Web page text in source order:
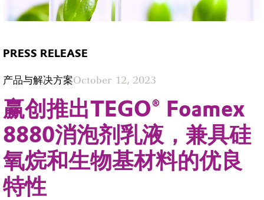
PRESS RELEASE
产品与解决方案October 12, 2023
赢创推出TEGO® Foamex
8880消泡剂乳液，兼具硅
氧烷和生物基材料的优良
特性